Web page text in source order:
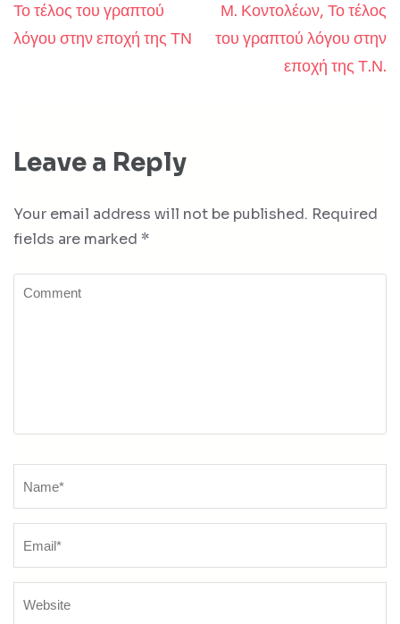
Post
Το τέλος του γραπτού
λόγου στην εποχή της ΤΝ
Μ. Κοντολέων, Το τέλος
του γραπτού λόγου στην
εποχή της Τ.Ν.
Leave a Reply
Your email address will not be published. Required
fields are marked *
Comment